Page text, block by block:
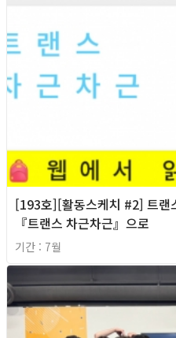
[193호][활동스케치 #2] 트랜
『트랜스 차근차근』으로
기간 : 7월